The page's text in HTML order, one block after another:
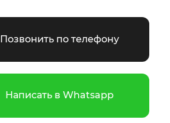
Позвонить по телефону
Написать в Whatsapp